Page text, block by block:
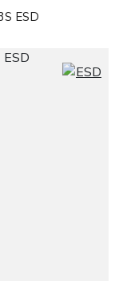
ESD